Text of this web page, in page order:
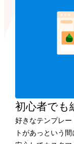
初心者でも
好きなテンプレ
トがあっという